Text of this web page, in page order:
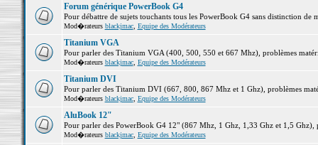
Forum générique PowerBook G4
Pour débattre de sujets touchants tous les PowerBook G4 sans distinction de
Mod�rateurs blackjmac, Equipe des Modérateurs
Titanium VGA
Pour parler des Titanium VGA (400, 500, 550 et 667 Mhz), problèmes
Mod�rateurs blackjmac, Equipe des Modérateurs
Titanium DVI
Pour parler des Titanium DVI (667, 800, 867 Mhz et 1 Ghz), problèmes
Mod�rateurs blackjmac, Equipe des Modérateurs
AluBook 12"
Pour parler des PowerBook G4 12" (867 Mhz, 1 Ghz, 1,33 Ghz et 1,5 Ghz),
Mod�rateurs blackjmac, Equipe des Modérateurs